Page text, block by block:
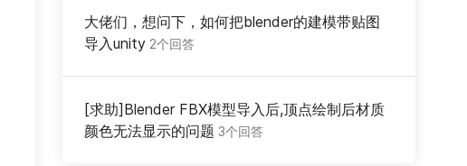
大佬们，想问下，如何把blender的建模带贴图
导入unity 2个回答
[求助]Blender FBX模型导入后,顶点绘制后材质
颜色无法显示的问题 3个回答